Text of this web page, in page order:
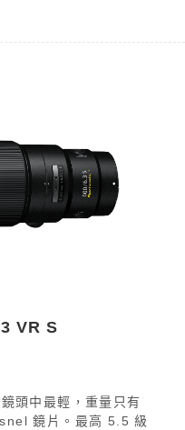
VR S
頭中最輕，重量只有
鏡片。最高 5.5 級